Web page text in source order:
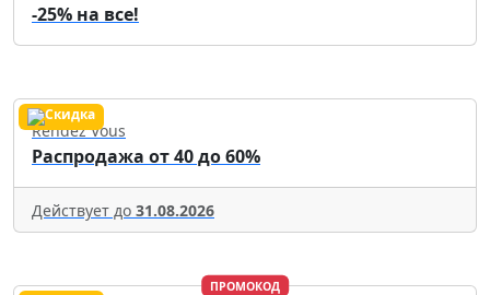
-25% на все!
Rendez Vous
Распродажа от 40 до 60%
Действует до 31.08.2026
ПРОМОКОД